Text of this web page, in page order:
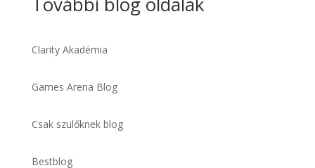
Clarity Akadémia
Games Arena Blog
Csak szülőknek blog
Bestblog